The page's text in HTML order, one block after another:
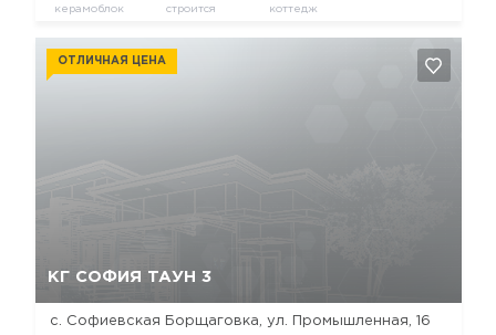
керамоблок строится коттедж
КГ СОФИЯ ТАУН 3
ОТЛИЧНАЯ ЦЕНА
с. Софиевская Борщаговка, ул. Промышленная, 16